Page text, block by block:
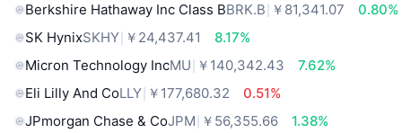
Berkshire Hathaway Inc Class BBRK.B ￥81,341.07
0.80%
SK HynixSKHY ￥24,437.41
8.17%
Micron Technology IncMU ￥140,342.43
7.62%
Eli Lilly And CoLLY ￥177,680.32
0.51%
JPmorgan Chase & CoJPM ￥56,355.66
1.38%